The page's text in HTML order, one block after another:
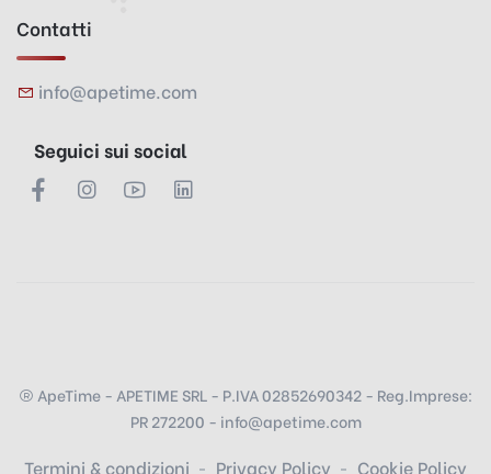
Contatti
info@apetime.com
Seguici sui social
ApeTime - APETIME SRL - P.IVA 02852690342 - Reg.Imprese:
PR 272200 - info@apetime.com
Termini & condizioni Privacy Policy Cookie Policy